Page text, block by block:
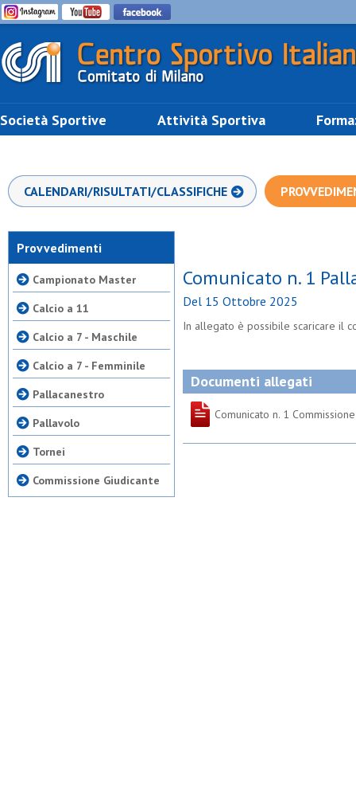
Società Sportive Attività Sportiva
CALENDARI/RISULTATI/CLASSIFICHE
Provvedimenti
Campionato Master
Calcio a 11
Calcio a 7 - Maschile
Calcio a 7 - Femminile
Pallacanestro
Pallavolo
Tornei
Commissione Giudicante
Comunicato n. 1
Del 15 Ottobre 2025
In allegato è possibile scaricare il
Documenti allegati
Comunicato n. 1